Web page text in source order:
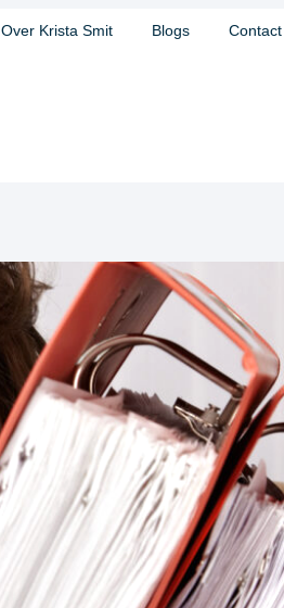
Over Krista Smit Blogs Contact